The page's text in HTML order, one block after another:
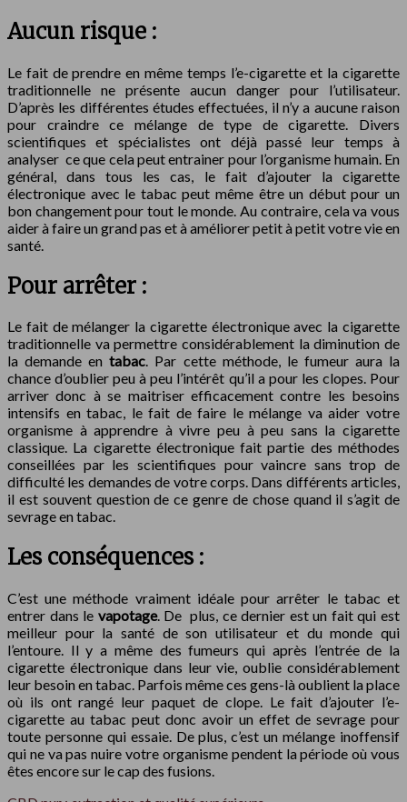
Aucun risque :
Le fait de prendre en même temps l’e-cigarette et la cigarette
traditionnelle ne présente aucun danger pour l’utilisateur.
D’après les différentes études effectuées, il n’y a aucune raison
pour craindre ce mélange de type de cigarette. Divers
scientifiques et spécialistes ont déjà passé leur temps à
analyser ce que cela peut entrainer pour l’organisme humain. En
général, dans tous les cas, le fait d’ajouter la cigarette
électronique avec le tabac peut même être un début pour un
bon changement pour tout le monde. Au contraire, cela va vous
aider à faire un grand pas et à améliorer petit à petit votre vie en
santé.
Pour arrêter :
Le fait de mélanger la cigarette électronique avec la cigarette
traditionnelle va permettre considérablement la diminution de
la demande entabac. Par cette méthode, le fumeur aura la
chance d’oublier peu à peu l’intérêt qu’il a pour les clopes. Pour
arriver donc à se maitriser efficacement contre les besoins
intensifs en tabac, le fait de faire le mélange va aider votre
organisme à apprendre à vivre peu à peu sans la cigarette
classique. La cigarette électronique fait partie des méthodes
conseillées par les scientifiques pour vaincre sans trop de
difficulté les demandes de votre corps. Dans différents articles,
il est souvent question de ce genre de chose quand il s’agit de
sevrage en tabac.
Les conséquences :
C’est une méthode vraiment idéale pour arrêter le tabac et
entrer dans le vapotage. De plus, ce dernier est un fait qui est
meilleur pour la santé de son utilisateur et du monde qui
l’entoure. Il y a même des fumeurs qui après l’entrée de la
cigarette électronique dans leur vie, oublie considérablement
leur besoin en tabac. Parfois même ces gens-là oublient la place
où ils ont rangé leur paquet de clope. Le fait d’ajouter l’e-
cigarette au tabac peut donc avoir un effet de sevrage pour
toute personne qui essaie. De plus, c’est un mélange inoffensif
qui ne va pas nuire votre organisme pendent la période où vous
êtes encore sur le cap des fusions.